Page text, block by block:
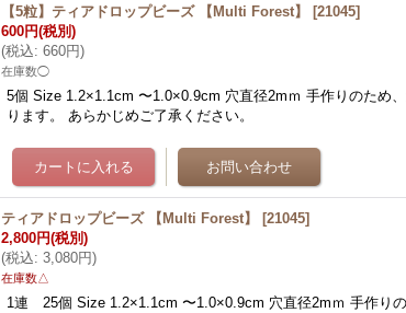
【5粒】ティアドロップビーズ 【Multi Forest】 [21045]
600円(税別)
(税込: 660円)
在庫数◯
5個 Size 1.2×1.1cm 〜1.0×0.9cm 穴直径2mｍ 手作りのため
ります。 あらかじめご了承ください。
ティアドロップビーズ 【Multi Forest】 [21045]
2,800円(税別)
(税込: 3,080円)
在庫数△
1連 25個 Size 1.2×1.1cm 〜1.0×0.9cm 穴直径2mｍ 手作り